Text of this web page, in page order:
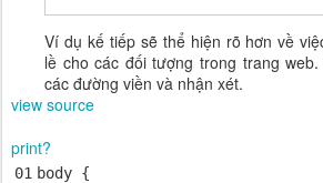
Ví dụ kế tiếp sẽ thể hiện rõ hơn về
lề cho các đối tượng trong trang
các đường viền và nhận xét.
view source
print?
01 body {